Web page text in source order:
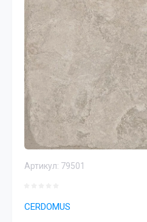
Артикул: 79501
CERDOMUS